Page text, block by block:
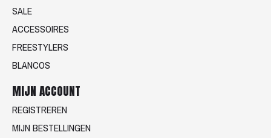
SALE
ACCESSOIRES
FREESTYLERS
BLANCOS
MIJN ACCOUNT
REGISTREREN
MIJN BESTELLINGEN